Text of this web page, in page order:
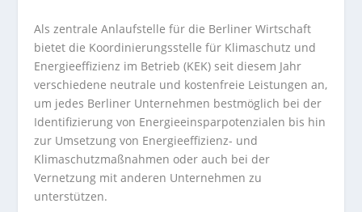
Als zentrale Anlaufstelle für die Berliner Wirtschaft
bietet die Koordinierungsstelle für Klimaschutz und
Energieeffizienz im Betrieb (KEK) seit diesem Jahr
verschiedene neutrale und kostenfreie Leistungen an,
um jedes Berliner Unternehmen bestmöglich bei der
Identifizierung von Energieeinsparpotenzialen bis hin
zur Umsetzung von Energieeffizienz- und
Klimaschutzmaßnahmen oder auch bei der
Vernetzung mit anderen Unternehmen zu
unterstützen.